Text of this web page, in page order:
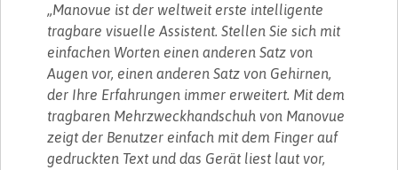
„Manovue ist der weltweit erste intelligente
tragbare visuelle Assistent. Stellen Sie sich mit
einfachen Worten einen anderen Satz von
Augen vor, einen anderen Satz von Gehirnen,
der Ihre Erfahrungen immer erweitert. Mit dem
tragbaren Mehrzweckhandschuh von Manovue
zeigt der Benutzer einfach mit dem Finger auf
gedruckten Text und das Gerät liest laut vor,